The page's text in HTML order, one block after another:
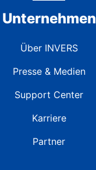
Unternehmen
Über INVERS
Presse & Medien
Support Center
Karriere
Partner